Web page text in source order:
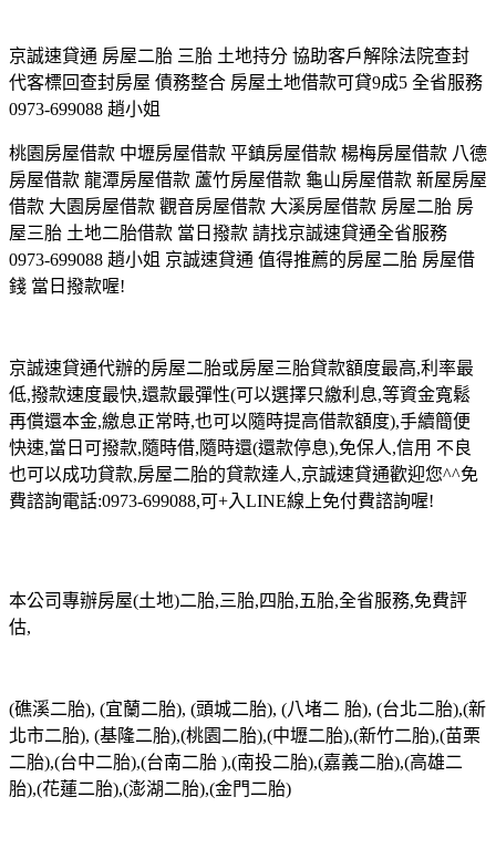
京誠速貸通 房屋二胎 三胎 土地持分 協助客戶解除法院查封
代客標回查封房屋 債務整合 房屋土地借款可貸9成5 全省服務
0973-699088 趙小姐
桃園房屋借款 中壢房屋借款 平鎮房屋借款 楊梅房屋借款 八德
房屋借款 龍潭房屋借款 蘆竹房屋借款 龜山房屋借款 新屋房屋
借款 大園房屋借款 觀音房屋借款 大溪房屋借款 房屋二胎 房
屋三胎 土地二胎借款 當日撥款 請找京誠速貸通全省服務
0973-699088 趙小姐 京誠速貸通 值得推薦的房屋二胎 房屋借
錢 當日撥款喔!
京誠速貸通代辦的房屋二胎或房屋三胎貸款額度最高,利率最
低,撥款速度最快,還款最彈性(可以選擇只繳利息,等資金寬鬆
再償還本金,繳息正常時,也可以隨時提高借款額度),手續簡便
快速,當日可撥款,隨時借,隨時還(還款停息),免保人,信用 不良
也可以成功貸款,房屋二胎的貸款達人,京誠速貸通歡迎您^^免
費諮詢電話:0973-699088,可+入LINE線上免付費諮詢喔!
本公司專辦房屋(土地)二胎,三胎,四胎,五胎,全省服務,免費評
估,
(礁溪二胎), (宜蘭二胎), (頭城二胎), (八堵二 胎), (台北二胎),(新
北市二胎), (基隆二胎),(桃園二胎),(中壢二胎),(新竹二胎),(苗栗
二胎),(台中二胎),(台南二胎 ),(南投二胎),(嘉義二胎),(高雄二
胎),(花蓮二胎),(澎湖二胎),(金門二胎)